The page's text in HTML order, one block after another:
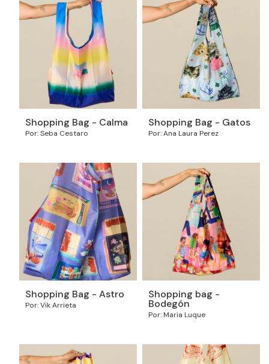
Shopping Bag - Calma
Por: Seba Cestaro
Shopping Bag - Gatos
Por: Ana Laura Perez
Shopping Bag - Astro
Por: Vik Arrieta
Shopping bag -
Bodegón
Por: Maria Luque